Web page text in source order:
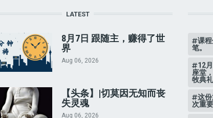
LATEST
8月7日 跟随主，赚得了世
界
Aug 06, 2026
【头条】|切莫因无知而丧
失灵魂
Aug 06, 2026
课
笔。
12
座堂
牧典礼
这
次重